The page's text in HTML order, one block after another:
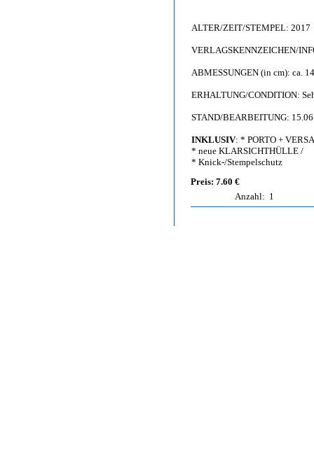
ALTER/ZEIT/STEMPEL: 2017
VERLAGSKENNZEICHEN/
ABMESSUNGEN (in cm): ca.
ERHALTUNG/CONDITION:
STAND/BEARBEITUNG:
INKLUSIV: * PORTO +
* neue KLARSICHTHÜLLE /
* Knick-/Stempelschutz
Preis: 7.60 €
Anzahl: 1